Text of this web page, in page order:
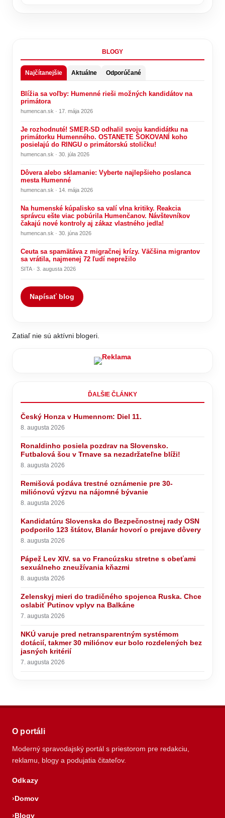
BLOGY
Najčítanejšie Aktuálne Odporúčané
Blížia sa voľby: Humenné rieši možných kandidátov na
primátora
humencan.sk · 17. mája 2026
Je rozhodnuté! SMER-SD odhalil svoju kandidátku na
primátorku Humenného. OSTANETE ŠOKOVANÍ koho
posielajú do RINGU o primátorskú stoličku!
humencan.sk · 30. júla 2026
Dôvera alebo sklamanie: Vyberte najlepšieho poslanca
mesta Humenné
humencan.sk · 14. mája 2026
Na humenské kúpalisko sa valí vlna kritiky. Reakcia
správcu ešte viac pobúrila Humenčanov. Návštevníkov
čakajú nové kontroly aj zákaz vlastného jedla!
humencan.sk · 30. júna 2026
Ceuta sa spamätáva z migračnej krízy. Väčšina migrantov
sa vrátila, najmenej 72 ľudí neprežilo
SITA · 3. augusta 2026
Napísať blog
Zatiaľ nie sú aktívni blogeri.
ĎALŠIE ČLÁNKY
Český Honza v Humennom: Diel 11.
8. augusta 2026
Ronaldinho posiela pozdrav na Slovensko.
Futbalová šou v Trnave sa nezadržateľne blíži!
8. augusta 2026
Remišová podáva trestné oznámenie pre 30-
miliónovú výzvu na nájomné bývanie
8. augusta 2026
Kandidatúru Slovenska do Bezpečnostnej rady OSN
podporilo 123 štátov, Blanár hovorí o prejave dôvery
8. augusta 2026
Pápež Lev XIV. sa vo Francúzsku stretne s obeťami
sexuálneho zneužívania kňazmi
8. augusta 2026
Zelenskyj mieri do tradičného spojenca Ruska. Chce
oslabiť Putinov vplyv na Balkáne
7. augusta 2026
NKÚ varuje pred netransparentným systémom
dotácií, takmer 30 miliónov eur bolo rozdelených bez
jasných kritérií
7. augusta 2026
O portáli
Moderný spravodajský portál s priestorom pre redakciu,
reklamu, blogy a podujatia čitateľov.
Odkazy
Domov
Blogy